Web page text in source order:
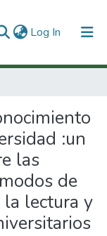
Log In (current)
:un
las
de
la lectura y